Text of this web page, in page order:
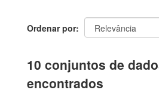
Ordenar por
10 conjuntos de
encontrados